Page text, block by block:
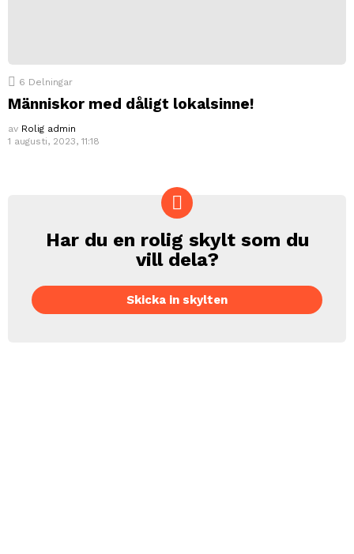
6 Delningar
Människor med dåligt lokalsinne!
av Rolig admin
1 augusti, 2023, 11:18
CREATE
Har du en rolig skylt som du
vill dela?
Skicka in skylten